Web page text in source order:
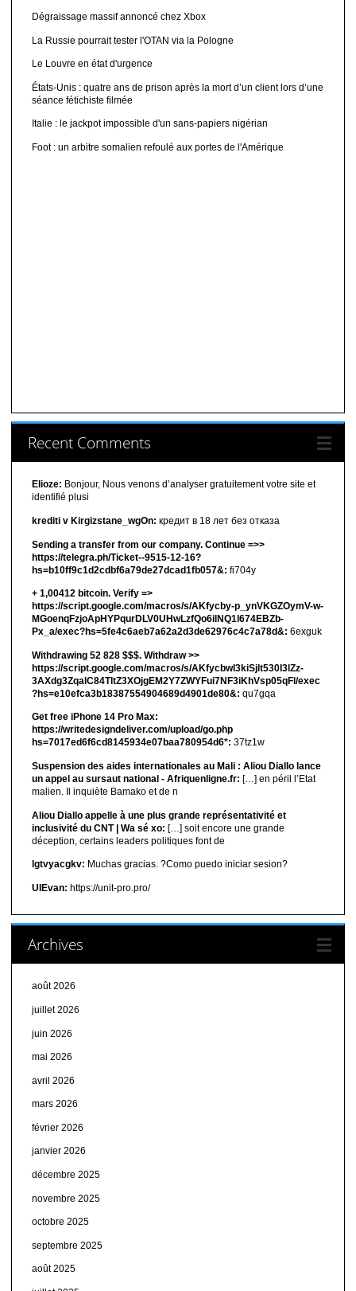
Dégraissage massif annoncé chez Xbox
La Russie pourrait tester l'OTAN via la Pologne
Le Louvre en état d'urgence
États-Unis : quatre ans de prison après la mort d’un client lors d’une
séance fétichiste filmée
Italie : le jackpot impossible d'un sans-papiers nigérian
Foot : un arbitre somalien refoulé aux portes de l'Amérique
Recent Comments
Elioze: Bonjour, Nous venons d’analyser gratuitement votre site et
identifié plusi
krediti v Kirgizstane_wgOn: кредит в 18 лет без отказа
Sending a transfer from our company. Continue =>>
https://telegra.ph/Ticket--9515-12-16?
hs=b10ff9c1d2cdbf6a79de27dcad1fb057&: fi704y
+ 1,00412 bitсоin. Verify =>
https://script.google.com/macros/s/AKfycby-p_ynVKGZOymV-w-
MGoenqFzjoApHYPqurDLV0UHwLzfQo6ilNQ1l674EBZb-
Px_a/exec?hs=5fe4c6aeb7a62a2d3de62976c4c7a78d&: 6exguk
Withdrawing 52 828 $$$. Withdrаw >>
https://script.google.com/macros/s/AKfycbwl3kiSjlt530I3lZz-
3AXdg3ZqalC84TltZ3XOjgEM2Y7ZWYFui7NF3iKhVsp05qFl/exec
?hs=e10efca3b18387554904689d4901de80&: qu7gqa
Get free iPhone 14 Pro Max:
https://writedesigndeliver.com/upload/go.php
hs=7017ed6f6cd8145934e07baa780954d6*: 37tz1w
Suspension des aides internationales au Mali : Aliou Diallo lance
un appel au sursaut national - Afriquenligne.fr: […] en péril l’Etat
malien. Il inquiète Bamako et de n
Aliou Diallo appelle à une plus grande représentativité et
inclusivité du CNT | Wa sé xo: […] soit encore une grande
déception, certains leaders politiques font de
lgtvyacgkv: Muchas gracias. ?Como puedo iniciar sesion?
UIEvan: https://unit-pro.pro/
Archives
août 2026
juillet 2026
juin 2026
mai 2026
avril 2026
mars 2026
février 2026
janvier 2026
décembre 2025
novembre 2025
octobre 2025
septembre 2025
août 2025